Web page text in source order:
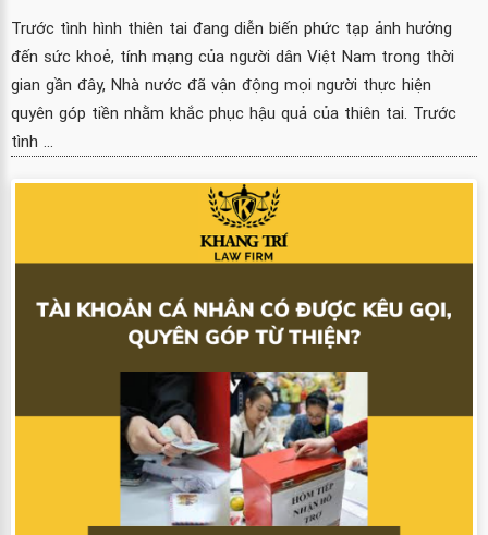
Trước tình hình thiên tai đang diễn biến phức tạp ảnh hưởng
đến sức khoẻ, tính mạng của người dân Việt Nam trong thời
gian gần đây, Nhà nước đã vận động mọi người thực hiện
quyên góp tiền nhằm khắc phục hậu quả của thiên tai. Trước
tình ...